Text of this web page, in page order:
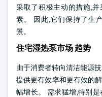
采取了积极主动的措施,
素。 因此,它们保持了生
景。
住宅湿热泵市场 趋势
由于消费者转向清洁能源
提供更有效率和更有效的
幅增长。 需求猛增,特别